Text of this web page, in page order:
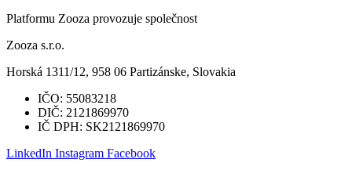
Platformu Zooza provozuje společnost
Zooza s.r.o.
Horská 1311/12, 958 06 Partizánske, Slovakia
IČO: 55083218
DIČ: 2121869970
IČ DPH: SK2121869970
LinkedIn Instagram Facebook